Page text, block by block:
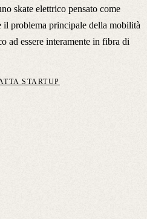
skate elettrico pensato come
problema principale della mobilità
ad essere interamente in fibra di
STARTUP